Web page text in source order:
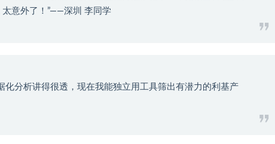
意外了！”——深圳 李同学
化分析讲得很透，现在我能独立用工具筛出有潜力的利基产